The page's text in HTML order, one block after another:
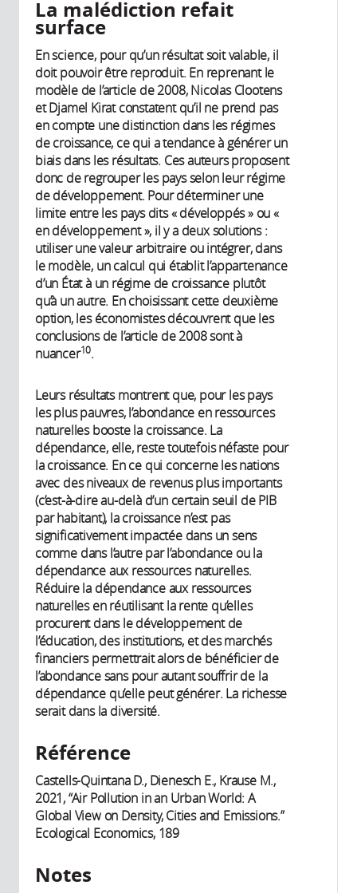
La malédiction refait
surface
En science, pour qu’un résultat soit valable, il
doit pouvoir être reproduit. En reprenant le
modèle de l’article de 2008, Nicolas Clootens
et Djamel Kirat constatent qu’il ne prend pas
en compte une distinction dans les régimes
de croissance, ce qui a tendance à générer un
biais dans les résultats. Ces auteurs proposent
donc de regrouper les pays selon leur régime
de développement. Pour déterminer une
limite entre les pays dits « développés » ou «
en développement », il y a deux solutions :
utiliser une valeur arbitraire ou intégrer, dans
le modèle, un calcul qui établit l’appartenance
d’un État à un régime de croissance plutôt
qu’à un autre. En choisissant cette deuxième
option, les économistes découvrent que les
conclusions de l’article de 2008 sont à
nuancer10.
Leurs résultats montrent que, pour les pays
les plus pauvres, l’abondance en ressources
naturelles booste la croissance. La
dépendance, elle, reste toutefois néfaste pour
la croissance. En ce qui concerne les nations
avec des niveaux de revenus plus importants
(c’est-à-dire au-delà d’un certain seuil de PIB
par habitant), la croissance n’est pas
significativement impactée dans un sens
comme dans l’autre par l’abondance ou la
dépendance aux ressources naturelles.
Réduire la dépendance aux ressources
naturelles en réutilisant la rente qu’elles
procurent dans le développement de
l’éducation, des institutions, et des marchés
financiers permettrait alors de bénéficier de
l’abondance sans pour autant souffrir de la
dépendance qu’elle peut générer. La richesse
serait dans la diversité.
Référence
Castells-Quintana D., Dienesch E., Krause M.,
2021, “Air Pollution in an Urban World: A
Global View on Density, Cities and Emissions.”
Ecological Economics, 189
Notes